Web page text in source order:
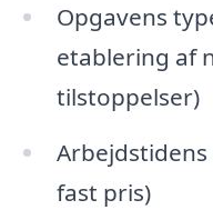
Opgavens
etablering af
tilstoppelser)
fast pris)